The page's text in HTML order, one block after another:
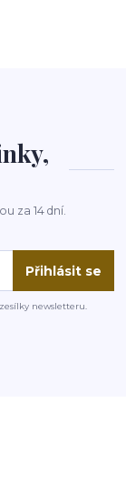
za 14 dní.
Přihlásit se
newsletteru.